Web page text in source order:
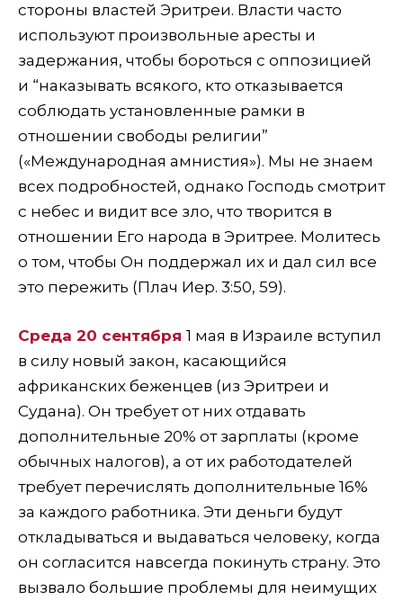
стороны властей Эритреи. Власти часто
используют произвольные аресты и
задержания, чтобы бороться с оппозицией
и “наказывать всякого, кто отказывается
соблюдать установленные рамки в
отношении свободы религии”
(«Международная амнистия»). Мы не знаем
всех подробностей, однако Господь смотрит
с небес и видит все зло, что творится в
отношении Его народа в Эритрее. Молитесь
о том, чтобы Он поддержал их и дал сил все
это пережить (Плач Иер. 3:50, 59).
Среда 20 сентября 1 мая в Израиле вступил
в силу новый закон, касающийся
африканских беженцев (из Эритреи и
Судана). Он требует от них отдавать
дополнительные 20% от зарплаты (кроме
обычных налогов), а от их работодателей
требует перечислять дополнительные 16%
за каждого работника. Эти деньги будут
откладываться и выдаваться человеку, когда
он согласится навсегда покинуть страну. Это
вызвало большие проблемы для неимущих